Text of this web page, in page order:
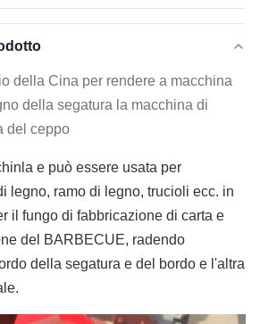
della Cina per rendere a macchina
della segatura la macchina di
del ceppo
la e può essere usata per
legno, ramo di legno, trucioli ecc. in
il fungo di fabbricazione di carta e
del BARBECUE, radendo
della segatura e del bordo e l'altra